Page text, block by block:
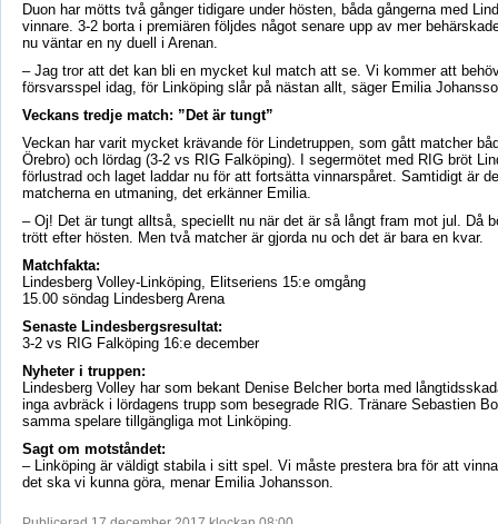
Duon har mötts två gånger tidigare under hösten, båda gångerna med
vinnare. 3-2 borta i premiären följdes något senare upp av mer
nu väntar en ny duell i Arenan.
– Jag tror att det kan bli en mycket kul match att se. Vi kommer att
försvarsspel idag, för Linköping slår på nästan allt, säger Emilia
Veckans tredje match: ”Det är tungt”
Veckan har varit mycket krävande för Lindetruppen, som gått matcher
Örebro) och lördag (3-2 vs RIG Falköping). I segermötet med RIG bröt
förlustrad och laget laddar nu för att fortsätta vinnarspåret. Samtidigt är
matcherna en utmaning, det erkänner Emilia.
– Oj! Det är tungt alltså, speciellt nu när det är så långt fram mot jul. Då
trött efter hösten. Men två matcher är gjorda nu och det är bara en kvar.
Matchfakta:
Lindesberg Volley-Linköping, Elitseriens 15:e omgång
15.00 söndag Lindesberg Arena
Senaste Lindesbergsresultat:
3-2 vs RIG Falköping 16:e december
Nyheter i truppen:
Lindesberg Volley har som bekant Denise Belcher borta med
inga avbräck i lördagens trupp som besegrade RIG. Tränare Sebastien
samma spelare tillgängliga mot Linköping.
Sagt om motståndet:
– Linköping är väldigt stabila i sitt spel. Vi måste prestera bra för att
det ska vi kunna göra, menar Emilia Johansson.